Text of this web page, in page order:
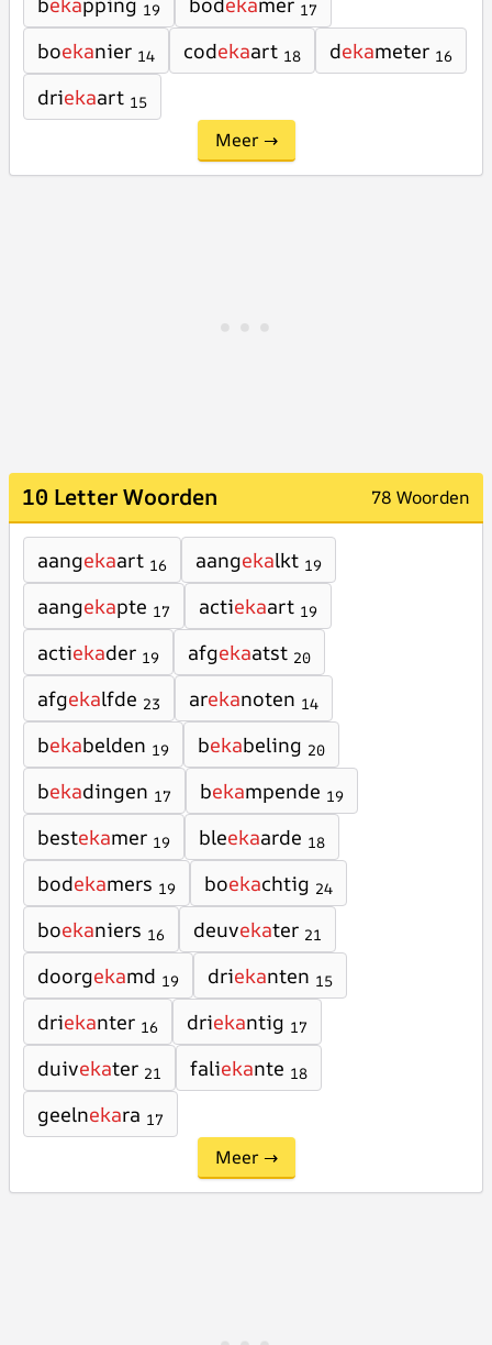
19 17
boekanier 14 codekaart 18 dekameter 16
driekaart 15
Meer →
10 Letter Woorden 78 Woorden
aangekaart 16 aangekalkt 19
aangekapte 17 actiekaart 19
actiekader 19 afgekaatst 20
afgekalfde 23 arekanoten 14
bekabelden 19 bekabeling 20
bekadingen 17 bekampende 19
bestekamer 19 bleekaarde 18
bodekamers 19 boekachtig 24
boekaniers 16 deuvekater 21
doorgekamd 19 driekanten 15
driekanter 16 driekantig 17
duivekater 21 faliekante 18
geelnekara 17
Meer →